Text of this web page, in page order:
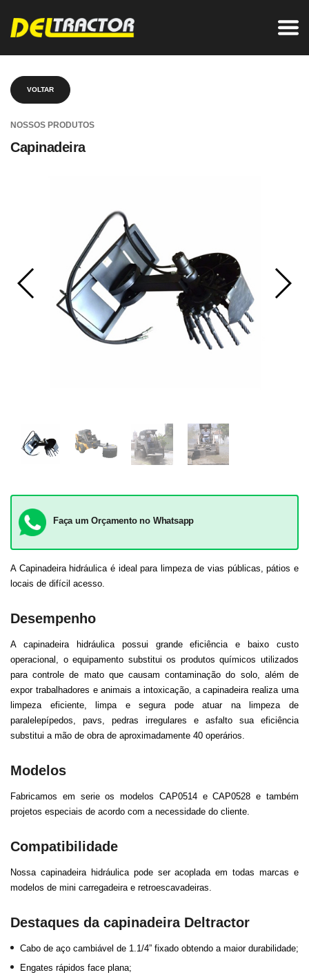
VOLTAR
NOSSOS PRODUTOS
Capinadeira
Faça um Orçamento no Whatsapp
A Capinadeira hidráulica é ideal para limpeza de vias públicas, pátios e
locais de difícil acesso.
Desempenho
A capinadeira hidráulica possui grande eficiência e baixo custo
operacional, o equipamento substitui os produtos químicos utilizados
para controle de mato que causam contaminação do solo, além de
expor trabalhadores e animais a intoxicação, a capinadeira realiza uma
limpeza eficiente, limpa e segura pode atuar na limpeza de
paralelepípedos, pavs, pedras irregulares e asfalto sua eficiência
substitui a mão de obra de aproximadamente 40 operários.
Modelos
Fabricamos em serie os modelos CAP0514 e CAP0528 e também
projetos especiais de acordo com a necessidade do cliente.
Compatibilidade
Nossa capinadeira hidráulica pode ser acoplada em todas marcas e
modelos de mini carregadeira e retroescavadeiras.
Destaques da capinadeira Deltractor
Cabo de aço cambiável de 1.1/4” fixado obtendo a maior durabilidade;
Engates rápidos face plana;